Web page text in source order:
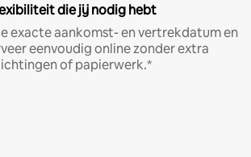
die jij nodig hebt
exacte aankomst- en vertrekdatum en
eenvoudig online zonder extra
of papierwerk.*